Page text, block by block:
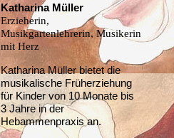
Katharina Müller
Erzieherin,
Musikgartenlehrerin, Musikerin
mit Herz
Katharina Müller bietet die
musikalische Früherziehung
für Kinder von 10 Monate bis
3 Jahre in der
Hebammenpraxis an.